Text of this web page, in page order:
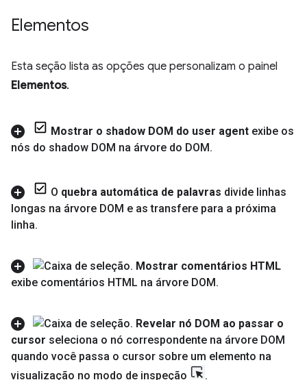
Elementos
Esta seção lista as opções que personalizam o painel
Elementos.
Mostrar o shadow DOM do user agent exibe os
nós do shadow DOM na árvore do DOM.
O quebra automática de palavras divide linhas
longas na árvore DOM e as transfere para a próxima
linha.
Mostrar comentários HTML
exibe comentários HTML na árvore DOM.
Revelar nó DOM ao passar o
cursor seleciona o nó correspondente na árvore DOM
quando você passa o cursor sobre um elemento na
visualização no modo de inspeção
.